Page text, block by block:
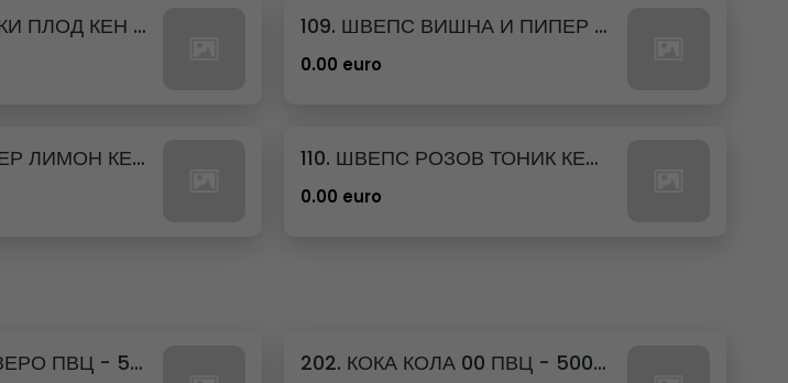
113. ФАНТА ГОРСКИ ПЛОД КЕН - 330МЛ. 109. ШВЕПС ВИШНА И ПИПЕР КЕН - 330МЛ.
0.00 euro
107. ШВЕПС БИТЕР ЛИМОН КЕН - 330МЛ. 110. ШВЕПС РОЗОВ ТОНИК КЕН - 330МЛ.
0.00 euro
201. КОКА КОЛА ЗЕРО ПВЦ - 500МЛ. 202. КОКА КОЛА 00 ПВЦ - 500МЛ.